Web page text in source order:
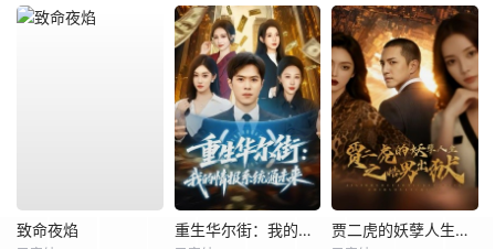
致命夜焰 重生华尔街：我的情报系统通未来 贾二虎的妖孽人生之皓男出狱